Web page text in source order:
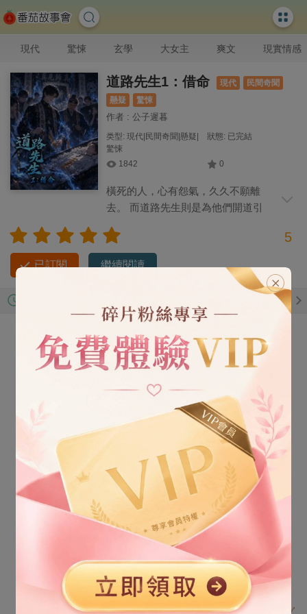
現代 驚悚 玄學 大女主 爽文 現實情感
道路先生1：借命 現代
民間奇聞
懸疑
驚悚
作者 : 公子遲暮
类型: 現代|民間奇聞|懸疑|
驚悚
狀態: 已完結
1842 0
橫死的人，心有怨氣，久久不願離
去。 而道路先生則是為他們開道引
未盡，是被人借命而亡。
5
已訂閱 繼續閱讀
ADVERTISEMENT